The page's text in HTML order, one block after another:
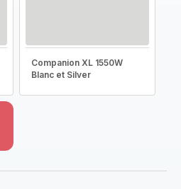
Companion XL 1550W
Blanc et Silver